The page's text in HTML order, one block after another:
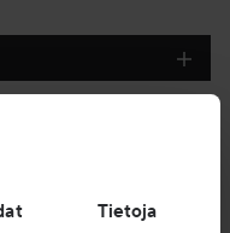
Tietoja